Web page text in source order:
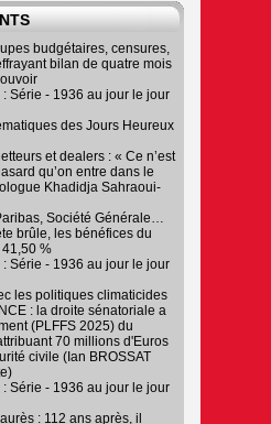
budgétaires, censures,
bilan de quatre mois
: Série - 1936 au jour le jour
des Jours Heureux
et dealers : « Ce n’est
qu’on entre dans le
Khadidja Sahraoui-
Société Générale…
brûle, les bénéfices du
%
: Série - 1936 au jour le jour
les politiques climaticides
: la droite sénatoriale a
(PLFFS 2025) du
70 millions d'Euros
civile (Ian BROSSAT
: Série - 1936 au jour le jour
: 112 ans après, il